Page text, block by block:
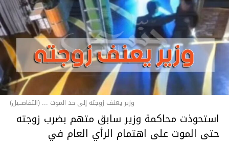
وزير يعنف زوجته إلى حد الموت ... (التفاصــيل)
استحوذت محاكمة وزير سابق متهم بضرب زوجته
حتى الموت على اهتمام الرأي العام في